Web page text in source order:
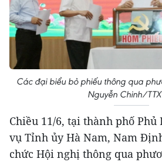
Các đại biểu bỏ phiếu thông qua
Nguyễn Chinh/
Chiều 11/6, tại thành phố Phủ
vụ Tỉnh ủy Hà Nam, Nam
chức Hội nghị thông qua